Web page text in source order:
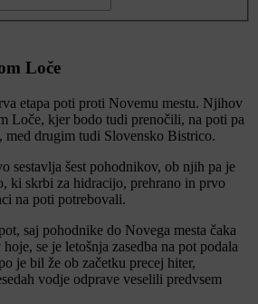
Loče
etapa poti proti Novemu mestu. Njihov
Loče, kjer bodo tudi prenočili, na poti pa
med drugim tudi Slovensko Bistrico.
sestavlja šest pohodnikov, ob njih pa je
ki skrbi za hidracijo, prehrano in prvo
na poti potrebovali.
saj pohodnike do Novega mesta čaka
se je letošnja zasedba na pot podala
je bil že ob začetku precej hiter,
vodje odprave veselili predvsem